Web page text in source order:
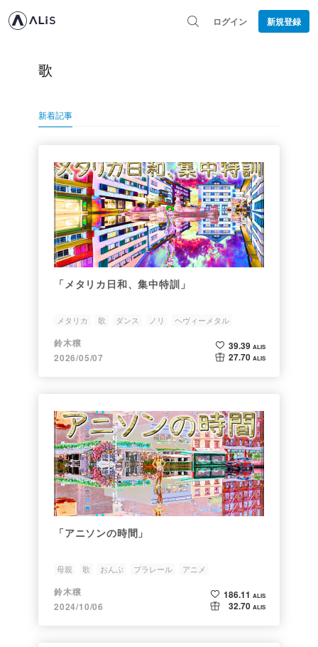
ログイン 新規登録
歌
新着記事
「メタリカ日和、集中特訓」
メタリカ 歌 ダンス ノリ ヘヴィーメタル
鈴木穣
2026/05/07
39.39 ALIS
27.70 ALIS
「アニソンの時間」
母親 歌 おんぶ プラレール アニメ
鈴木穣
2024/10/06
186.11 ALIS
32.70 ALIS